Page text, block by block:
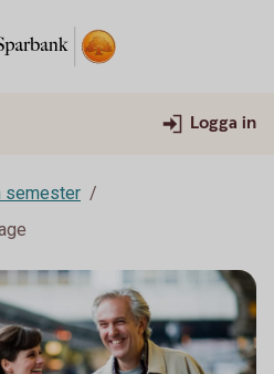
Logga in
semester